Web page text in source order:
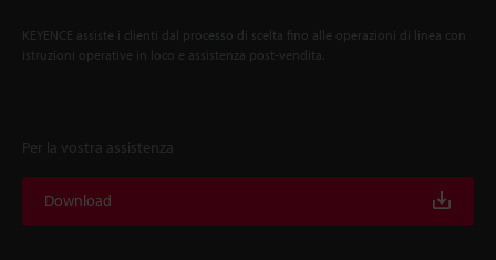
KEYENCE assiste i clienti dal processo di scelta fino alle operazioni di linea con
istruzioni operative in loco e assistenza post-vendita.
Per la vostra assistenza
Download